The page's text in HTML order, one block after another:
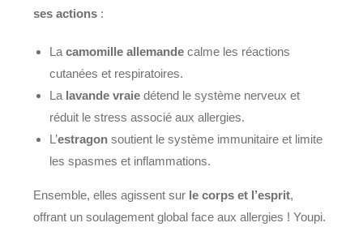
ses actions :
Lacamomille allemande calme les réactions
cutanées et respiratoires.
La lavande vraie détend le système nerveux et
réduit le stress associé aux allergies.
L’estragon soutient le système immunitaire et limite
les spasmes et inflammations.
Ensemble, elles agissent sur le corps et l’esprit,
offrant un soulagement global face aux allergies ! Youpi.